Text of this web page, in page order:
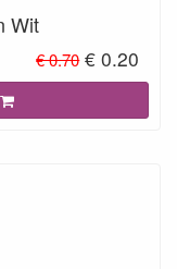
Wit
€ 0.70 € 0.20